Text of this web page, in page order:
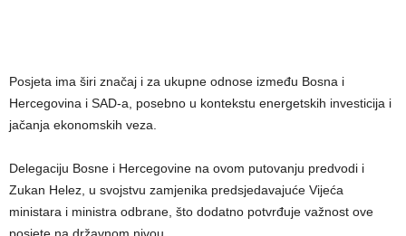
Posjeta ima širi značaj i za ukupne odnose između Bosna i
Hercegovina i SAD-a, posebno u kontekstu energetskih investicija i
jačanja ekonomskih veza.
Delegaciju Bosne i Hercegovine na ovom putovanju predvodi i
Zukan Helez, u svojstvu zamjenika predsjedavajuće Vijeća
ministara i ministra odbrane, što dodatno potvrđuje važnost ove
posjete na državnom nivou.